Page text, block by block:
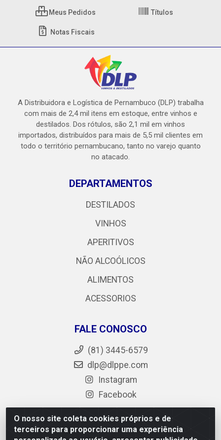
O nosso site coleta cookies próprios e de
terceiros para proporcionar uma experiência
Meus Pedidos Títulos
Notas Fiscais
A Distribuidora e Logística de Pernambuco (DLP) trabalha
com mais de 2,4 mil itens em estoque, entre vinhos e
destilados. Dos rótulos, são 2,1 mil em vinhos
importados, distribuídos para mais de 5,5 mil clientes em
todo o território pernambucano, tanto no varejo quanto
no atacado.
DEPARTAMENTOS
DESTILADOS
VINHOS
APERITIVOS
NÃO ALCOÓLICOS
ALIMENTOS
ACESSORIOS
FALE CONOSCO
(81) 3445-6579
dlp@dlppe.com
Instagram
Facebook
DLP - AV. Engenheiro Abdias de Carvalho, 962 - Bongi -